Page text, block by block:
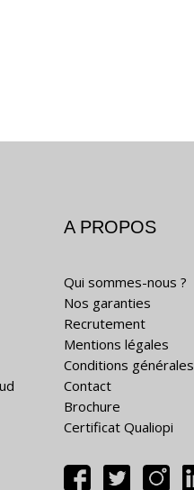
A PROPOS
Qui sommes-nous ?
Nos garanties
Recrutement
Mentions légales
Conditions générales
Contact
Brochure
Certificat Qualiopi